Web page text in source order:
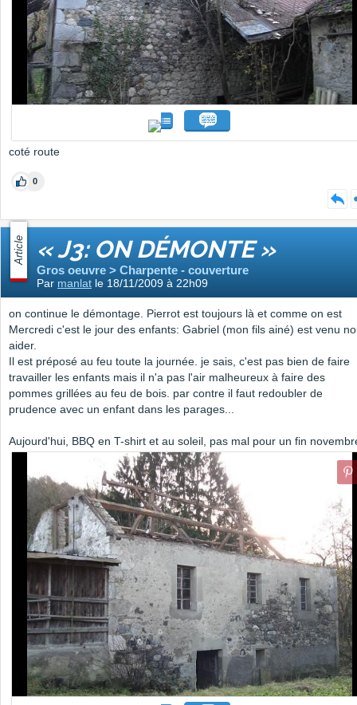
coté route
0
Article « J3: ON DÉMONTE »
Gros oeuvre > Charpente - couverture
Par manlat le 18/11/2009 à 22h09
on continue le démontage. Pierrot est toujours là et comme on est
Mercredi c'est le jour des enfants: Gabriel (mon fils ainé) est venu
aider.
Il est préposé au feu toute la journée. je sais, c'est pas bien de faire
travailler les enfants mais il n'a pas l'air malheureux à faire des
pommes grillées au feu de bois. par contre il faut redoubler de
prudence avec un enfant dans les parages...
Aujourd'hui, BBQ en T-shirt et au soleil, pas mal pour un fin